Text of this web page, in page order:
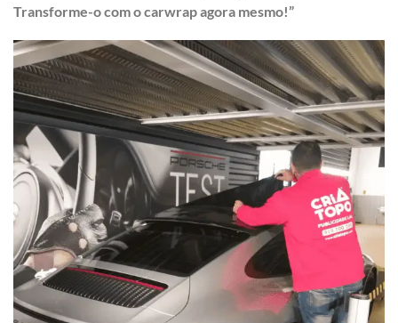
Transforme-o com o carwrap agora mesmo!”